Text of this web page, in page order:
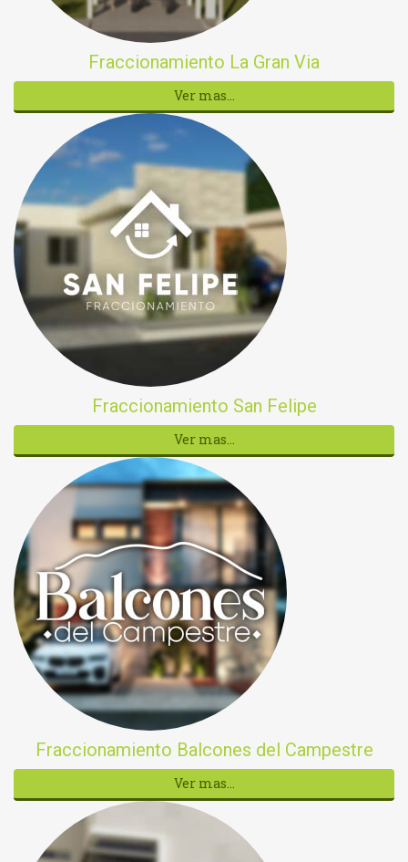
Fraccionamiento La Gran Via
Ver mas...
Fraccionamiento San Felipe
Ver mas...
Fraccionamiento Balcones del Campestre
Ver mas...